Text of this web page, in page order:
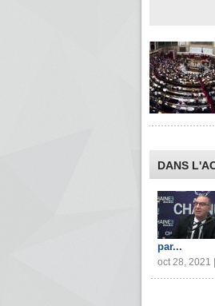
DANS
par...
oct 28, 2021 |